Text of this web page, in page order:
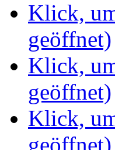
Klick,
geöffnet)
Klick,
geöffnet)
Klick,
geöffnet)